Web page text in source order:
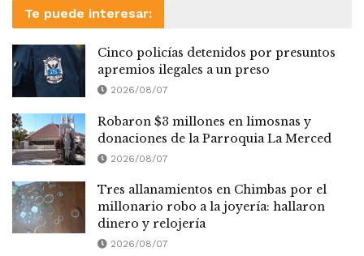
Te puede interesar:
Cinco policías detenidos por presuntos
apremios ilegales a un preso
2026/08/07
Robaron $3 millones en limosnas y
donaciones de la Parroquia La Merced
2026/08/07
Tres allanamientos en Chimbas por el
millonario robo a la joyería: hallaron
dinero y relojería
2026/08/07